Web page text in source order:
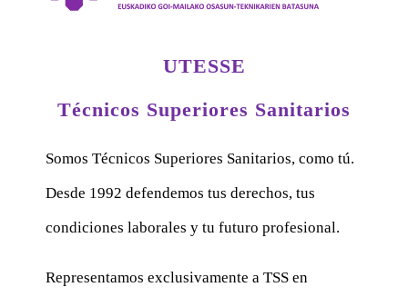
UTESSE
Técnicos Superiores Sanitarios
Somos Técnicos Superiores Sanitarios, como tú.
Desde 1992 defendemos tus derechos, tus
condiciones laborales y tu futuro profesional.
Representamos exclusivamente a TSS en